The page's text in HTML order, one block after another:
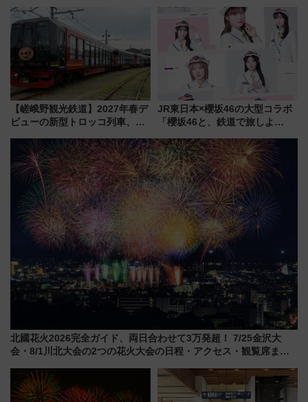
響
ーン始まる 条件は「夏の国内
線に2回搭乗」
【嵯峨野観光鉄道】2027年春デ
ビューの新型トロッコ列車、い
は2026年で引退
JR東日本×櫻坂46の大型コラボ
「櫻坂46と、鉄道で旅しよ
潟・長野・庄内へ
北國花火2026完全ガイド、両日合わせて3万発超！ 7/25金沢大
会・8/1川北大会の2つの花火大会の日程・アクセス・観覧席まと